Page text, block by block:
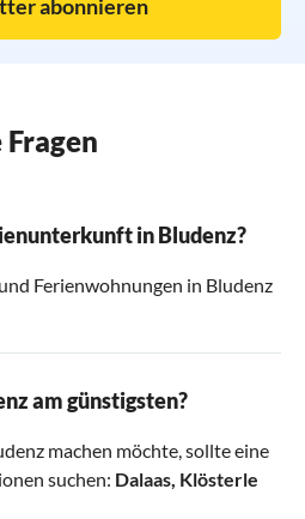
abonnieren
in Bludenz?
Ferienwohnungen in Bludenz
am günstigsten?
machen möchte, sollte eine
suchen: Dalaas, Klösterle